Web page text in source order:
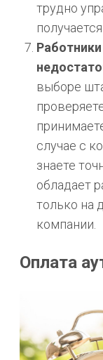
трудно
выборе
случае с
знаете
обладает
только на
компании.
Оплата